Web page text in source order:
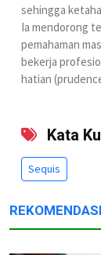
sehingga
Ia mendorong
pemahaman
bekerja
hatian
Kata
Sequis
REKOMENDASI